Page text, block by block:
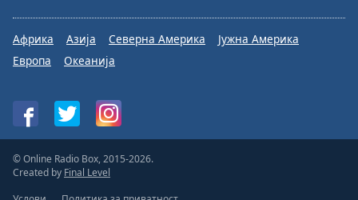
Африка Азија Северна Америка
Јужна Америка
Европа
Океанија
© Online Radio Box, 2015-2026.
Created by Final Level